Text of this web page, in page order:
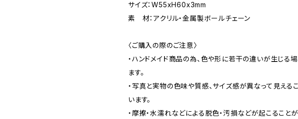
サイズ：W55xH60x3mm
素 材：アクリル・金属製ボールチェーン
〈ご購入の際のご注意〉
・ハンドメイド商品の為、色や形に若干の違いが生じる
ます。
・写真と実物の色味や質感、サイズ感が異なって見える
います。
・摩擦・水濡れなどによる脱色・汚損などが起こること